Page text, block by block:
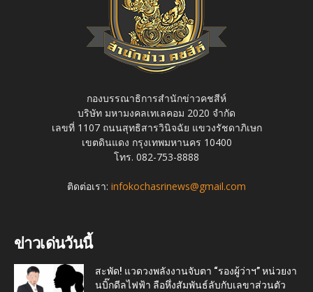
กองบรรณาธิการสำนักข่าวคชสีห์
บริษัท มหามงคลเทเลคอม 2020 จำกัด
เลขที่ 1107 ถนนสุทธิสารวินิจฉัย แขวงรัชดาภิเษก
เขตดินแดง กรุงเทพมหานคร 10400
โทร. 082-753-8888
ติดต่อเรา: infokochasrinews@gmail.com
ข่าวเด่นวันนี้
สะพัด! แวดวงพลังงานจับตา “รองผู้ว่าฯ” หน่วยงา
นบิ๊กดีลไฟฟ้า ลือหึ่งสัมพันธ์ลับกับเลขาส่วนตัว